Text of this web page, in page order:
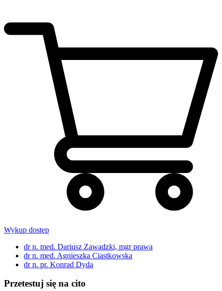
Wykup dostęp
dr n. med. Dariusz Zawadzki, mgr prawa
dr n. med. Agnieszka Ciastkowska
dr n. pr. Konrad Dyda
Przetestuj się na cito